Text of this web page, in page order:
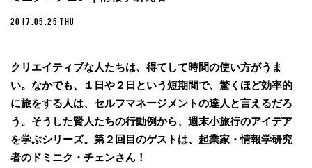
2017.05.25 THU
クリエイティブな人たちは、得てして時間の使い方がうま
い。なかでも、１日や２日という短期間で、驚くほど効率的
に旅をする人は、セルフマネージメントの達人と言えるだろ
う。そうした賢人たちの行動例から、週末小旅行のアイデア
を学ぶシリーズ。第２回目のゲストは、起業家・情報学研究
者のドミニク・チェンさん！